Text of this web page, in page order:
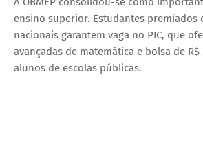
ensino superior. Estudantes premiados
nacionais garantem vaga no PIC, que
avançadas de matemática e bolsa de R$
alunos de escolas públicas.